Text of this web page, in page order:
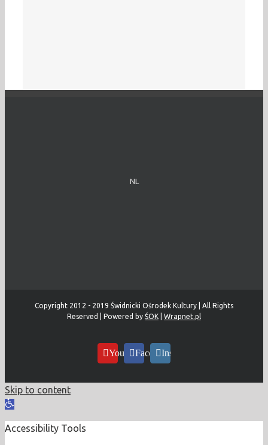
NL
Copyright 2012 - 2019 Świdnicki Ośrodek Kultury | All Rights
Reserved | Powered by ŚOK Wrapnet.pl
YouTubeFacebookInstagram
Skip to content
Open
Accessibility Tools